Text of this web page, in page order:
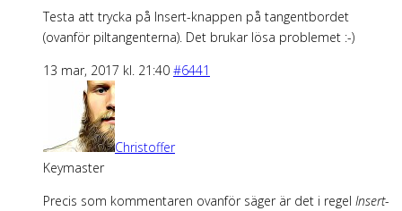
Testa att trycka på Insert-knappen på tangentbordet
(ovanför piltangenterna). Det brukar lösa problemet :-)
13 mar, 2017 kl. 21:40 #6441
Christoffer
Keymaster
Precis som kommentaren ovanför säger är det i regel Insert-